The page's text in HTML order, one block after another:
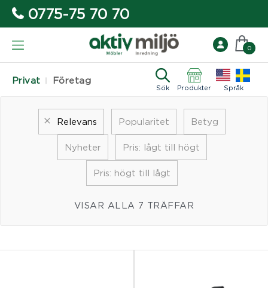
0775-75 70 70
Privat Företag
Sök Produkter Språk
0
Relevans Popularitet Betyg
Nyheter Pris: lågt till högt
Pris: högt till lågt
VISAR ALLA 7 TRÄFFAR